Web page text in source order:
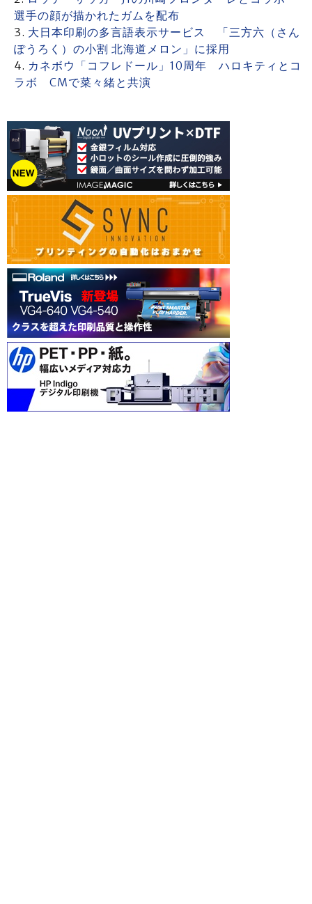
選手の顔が描かれたガムを配布
大日本印刷の多言語表示サービス 「三方六（さん
ぽうろく）の小割 北海道メロン」に採用
カネボウ「コフレドール」10周年 ハロキティとコ
ラボ CMで菜々緒と共演